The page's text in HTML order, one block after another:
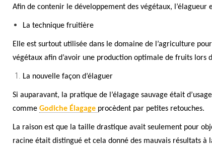
Afin de contenir le développement des végétaux,
La technique fruitière
Elle est surtout utilisée dans le domaine de l’agriculture
végétaux afin d’avoir une production optimale de fruits lors
La nouvelle façon d’élaguer
Si auparavant, la pratique de l’élagage sauvage était
comme Godiche Élagage procèdent par petites retouches.
La raison est que la taille drastique avait seulement pour
racine était distingué et cela donné des mauvais résultats à